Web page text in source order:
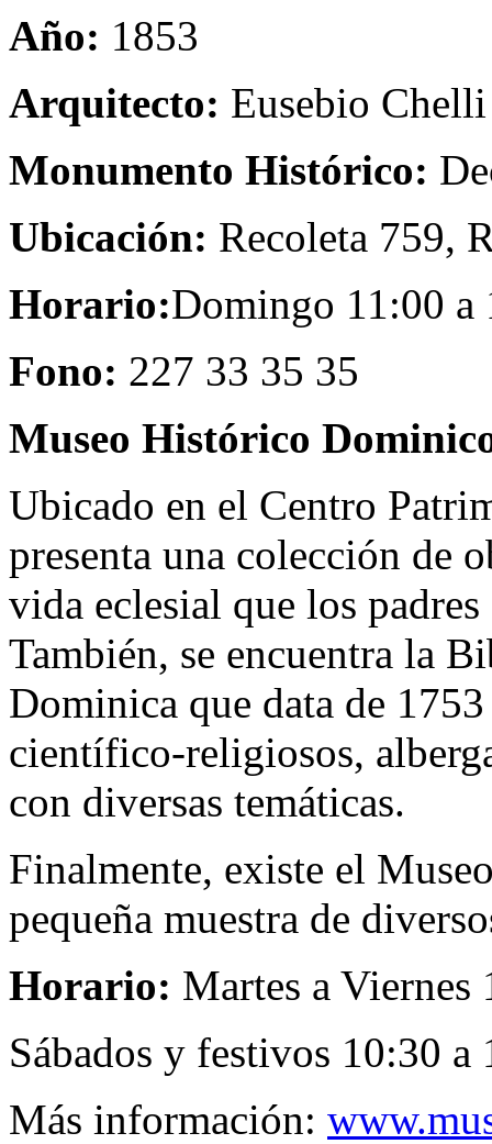
Año: 1853
Arquitecto: Eusebio Chelli
Monumento Histórico:
Ubicación: Recoleta 759,
Horario:Domingo 11:00 a
Fono: 227 33 35 35
Museo Histórico
Ubicado en el Centro
presenta una colección de
vida eclesial que los
También, se encuentra la
Dominica que data de
científico-religiosos,
con diversas temáticas.
Finalmente, existe el
pequeña muestra de
Horario: Martes a Viernes
Sábados y festivos 10:30 a
Más información: